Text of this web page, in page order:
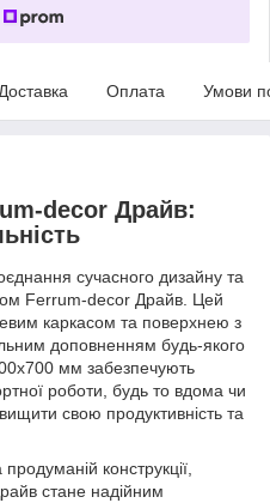
Доставка Оплата Умови
decor Драйв:
сучасного дизайну та
Ferrum-decor Драйв. Цей
каркасом та поверхнею з
доповненням будь-якого
мм забезпечують
роботи, будь то вдома чи
свою продуктивність та
конструкції,
стане надійним